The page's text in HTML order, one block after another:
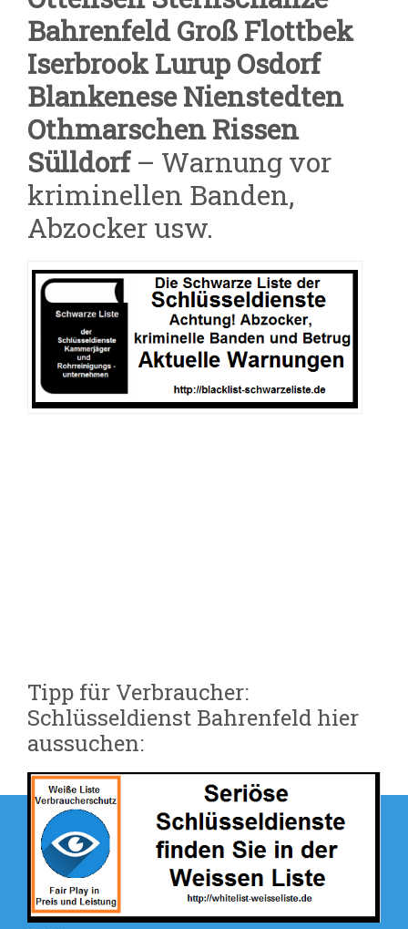
Bahrenfeld Groß Flottbek
Iserbrook Lurup Osdorf
Blankenese Nienstedten
Othmarschen Rissen
Sülldorf – Warnung vor
kriminellen Banden,
Abzocker usw.
Tipp für Verbraucher:
Schlüsseldienst Bahrenfeld hier
aussuchen:
Beitragsnavigation